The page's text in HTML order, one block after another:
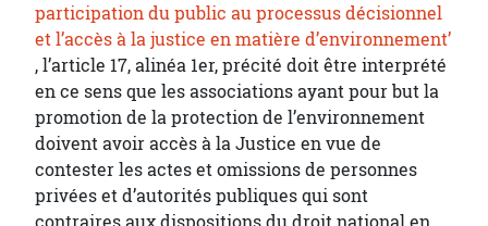
participation du public au processus décisionnel
et l’accès à la justice en matière d’environnement’
, l’article 17, alinéa 1er, précité doit être interprété
en ce sens que les associations ayant pour but la
promotion de la protection de l’environnement
doivent avoir accès à la Justice en vue de
contester les actes et omissions de personnes
privées et d’autorités publiques qui sont